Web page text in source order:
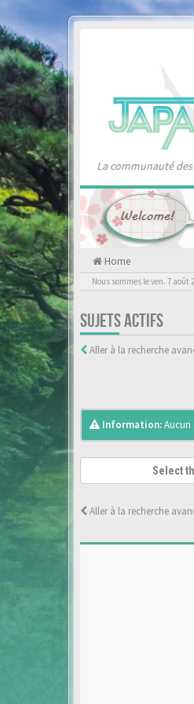
La communauté
Home
Nous sommes le ven. 7 août
SUJETS ACTIFS
Aller à la recherche
Information:Aucun
Select
Aller à la recherche